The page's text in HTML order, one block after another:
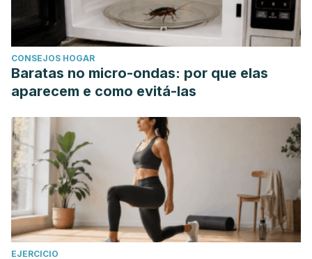
CONSEJOS HOGAR
Baratas no micro-ondas: por que elas
aparecem e como evitá-las
EJERCICIO